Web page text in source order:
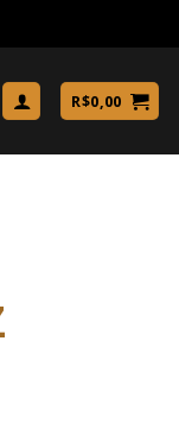
R$0,00